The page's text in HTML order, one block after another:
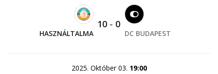
HASZNÁLTALMA
10 - 0
DC BUDAPEST
2025. Október 03. 19:00